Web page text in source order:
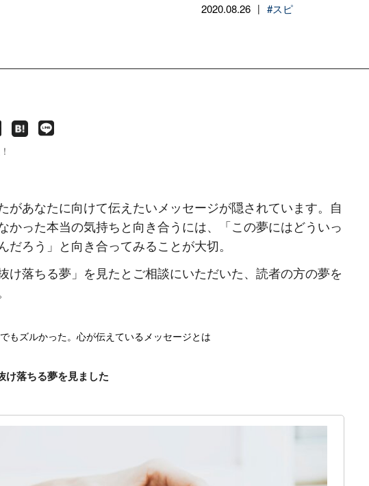
2020.08.26 | #スピ
があなたに向けて伝えたいメッセージが隠されています。自
かった本当の気持ちと向き合うには、「この夢にはどういっ
だろう」と向き合ってみることが大切。
け落ちる夢」を見たとご相談にいただいた、読者の方の夢を
もズルかった。心が伝えているメッセージとは
け落ちる夢を見ました